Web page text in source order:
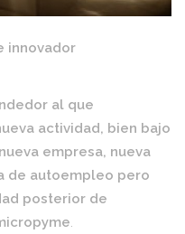
innovador
al que
actividad, bien bajo
empresa, nueva
de autoempleo pero
posterior de
.